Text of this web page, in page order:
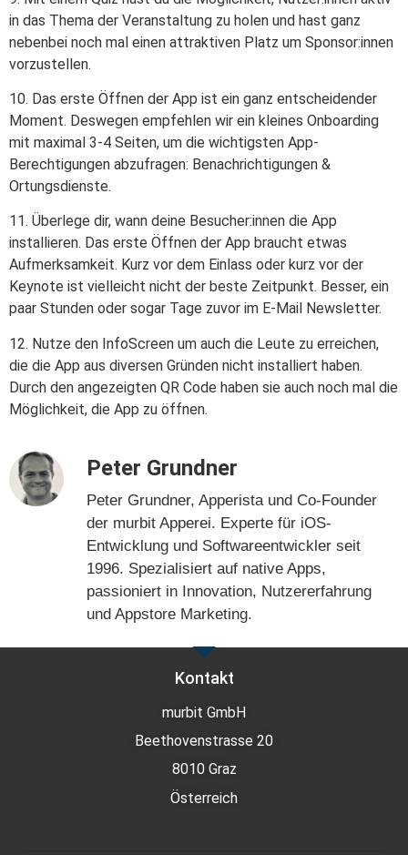
in das Thema der Veranstaltung zu holen und hast ganz
nebenbei noch mal einen attraktiven Platz um Sponsor:innen
vorzustellen.
10. Das erste Öffnen der App ist ein ganz entscheidender
Moment. Deswegen empfehlen wir ein kleines Onboarding
mit maximal 3-4 Seiten, um die wichtigsten App-
Berechtigungen abzufragen: Benachrichtigungen &
Ortungsdienste.
11. Überlege dir, wann deine Besucher:innen die App
installieren. Das erste Öffnen der App braucht etwas
Aufmerksamkeit. Kurz vor dem Einlass oder kurz vor der
Keynote ist vielleicht nicht der beste Zeitpunkt. Besser, ein
paar Stunden oder sogar Tage zuvor im E-Mail Newsletter.
12. Nutze den InfoScreen um auch die Leute zu erreichen,
die die App aus diversen Gründen nicht installiert haben.
Durch den angezeigten QR Code haben sie auch noch mal die
Möglichkeit, die App zu öffnen.
Peter Grundner
Peter Grundner, Apperista und Co-Founder
der murbit Apperei. Experte für iOS-
Entwicklung und Softwareentwickler seit
1996. Spezialisiert auf native Apps,
passioniert in Innovation, Nutzererfahrung
und Appstore Marketing.
Kontakt
murbit GmbH
Beethovenstrasse 20
8010 Graz
Österreich